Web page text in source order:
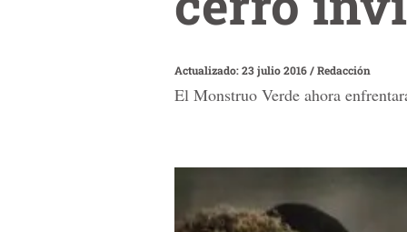
Actualizado: 23 julio 2016/Redacción
El Monstruo Verde ahora